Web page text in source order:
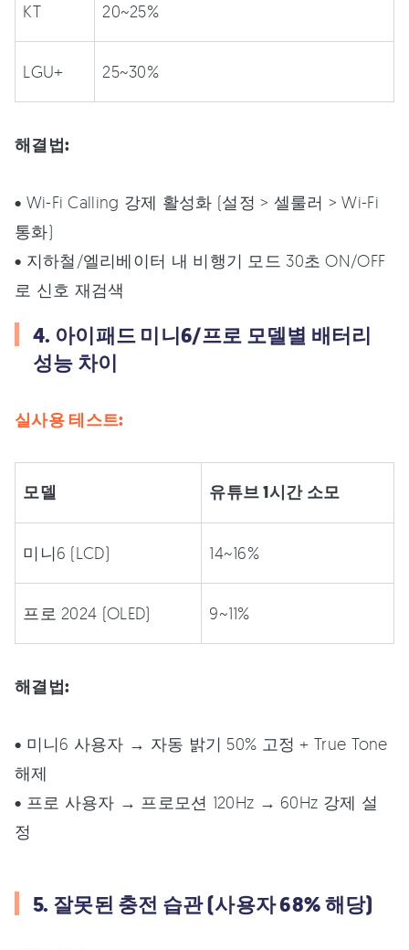
KT 20~25%
LGU+ 25~30%
해결법:
• Wi-Fi Calling 강제 활성화 (설정 > 셀룰러 > Wi-Fi
통화)
• 지하철/엘리베이터 내 비행기 모드 30초 ON/OFF
로 신호 재검색
4. 아이패드 미니6/프로 모델별 배터리
성능 차이
실사용 테스트:
모델 유튜브 1시간 소모
미니6 (LCD) 14~16%
프로 2024 (OLED) 9~11%
해결법:
• 미니6 사용자 → 자동 밝기 50% 고정 + True Tone
해제
• 프로 사용자 → 프로모션 120Hz → 60Hz 강제 설
정
5. 잘못된 충전 습관 (사용자 68% 해당)